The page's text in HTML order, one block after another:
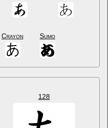
Crayon Sumo
128